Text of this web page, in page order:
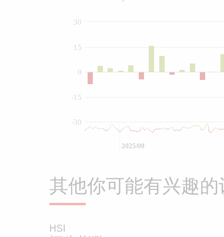
0
-30
-15
15
30
2025/09
其他你可能有兴趣的
HSI